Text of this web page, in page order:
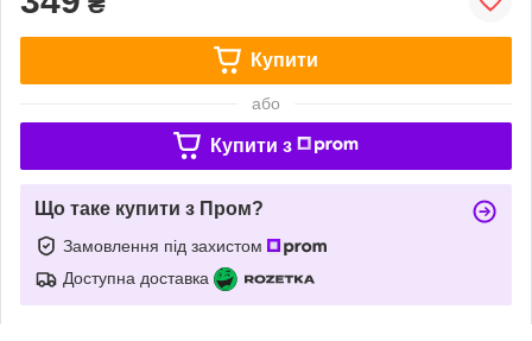
Купити
або
Купити з
Що таке купити з Пром?
Замовлення під захистом
Доступна доставка